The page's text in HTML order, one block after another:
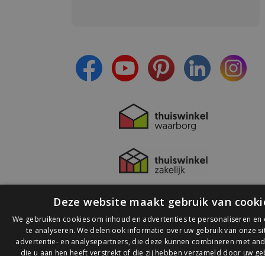
© 2026 Ledlichtdiscounter.nl
Deze website maakt gebruik van
We gebruiken cookies om inhoud en advertenties te personaliseren en
te analyseren. We delen ook informatie over uw gebruik van onze
advertentie- en analysepartners, die deze kunnen combineren met
die u aan hen heeft verstrekt of die zij hebben verzameld door uw